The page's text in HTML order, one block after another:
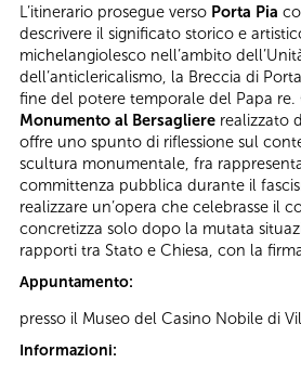
L’itinerario prosegue verso Porta Pia
descrivere il significato storico e
michelangiolesco nell’ambito
dell’anticlericalismo, la Breccia di
fine del potere temporale del Papa re.
Monumento al Bersagliere realizzato
offre uno spunto di riflessione sul
scultura monumentale, fra
committenza pubblica durante il
realizzare un’opera che celebrasse il
concretizza solo dopo la mutata
rapporti tra Stato e Chiesa, con la
Appuntamento:
presso il Museo del Casino Nobile di
Informazioni: